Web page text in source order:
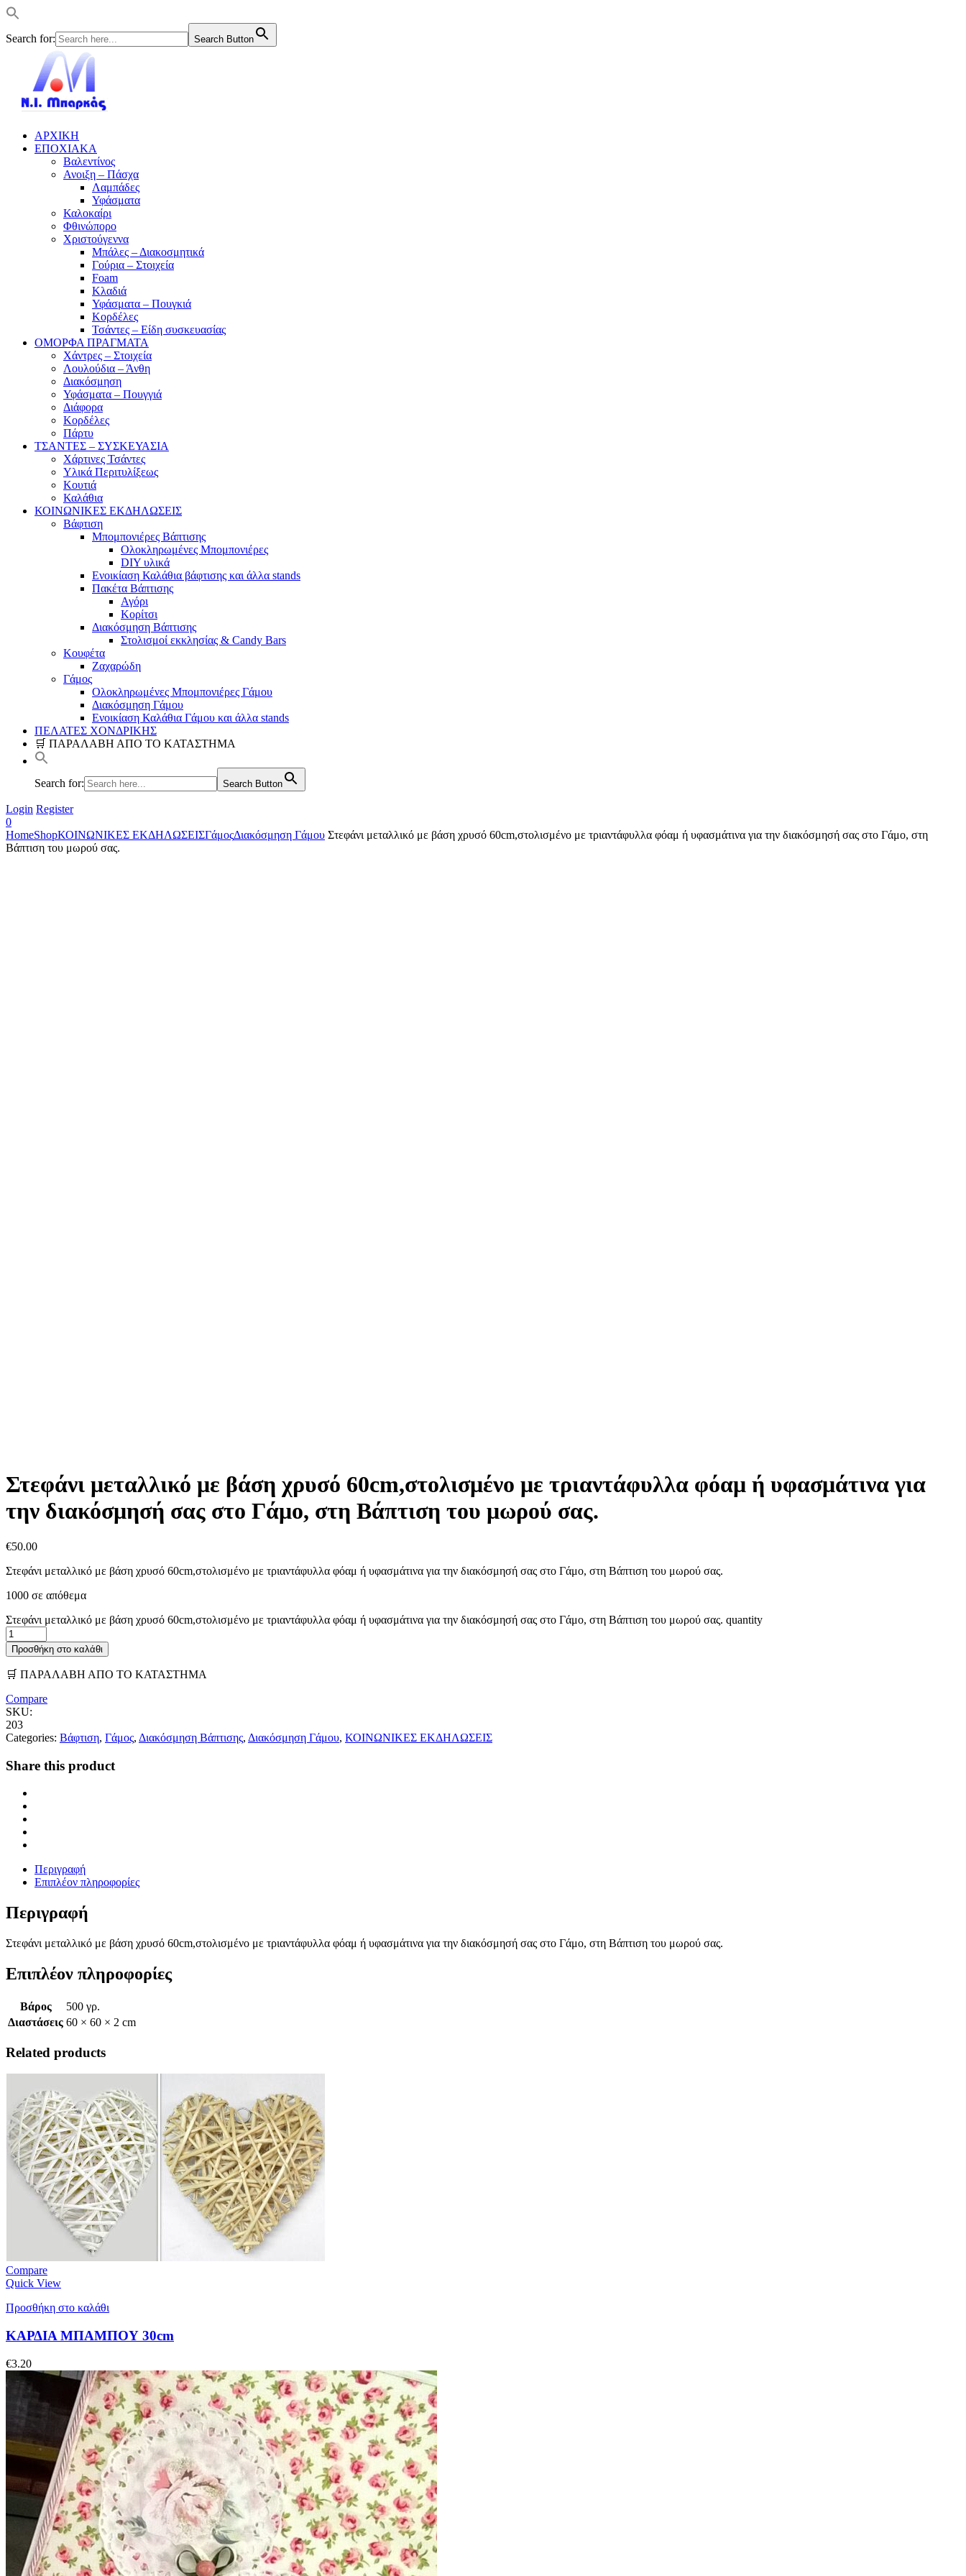
Search for: Search Button
ΑΡΧΙΚΗ
ΕΠΟΧΙΑΚΑ
Βαλεντίνος
Ανοιξη – Πάσχα
Λαμπάδες
Υφάσματα
Καλοκαίρι
Φθινώπορο
Χριστούγεννα
Μπάλες – Διακοσμητικά
Γούρια – Στοιχεία
Foam
Κλαδιά
Υφάσματα – Πουγκιά
Κορδέλες
Τσάντες – Είδη συσκευασίας
ΟΜΟΡΦΑ ΠΡΑΓΜΑΤΑ
Χάντρες – Στοιχεία
Λουλούδια – Άνθη
Διακόσμηση
Υφάσματα – Πουγγιά
Διάφορα
Κορδέλες
Πάρτυ
ΤΣΑΝΤΕΣ – ΣΥΣΚΕΥΑΣΙΑ
Χάρτινες Τσάντες
Υλικά Περιτυλίξεως
Κουτιά
Καλάθια
ΚΟΙΝΩΝΙΚΕΣ ΕΚΔΗΛΩΣΕΙΣ
Βάφτιση
Μπομπονιέρες Βάπτισης
Ολοκληρωμένες Μπομπονιέρες
DIY υλικά
Ενοικίαση Καλάθια βάφτισης και άλλα stands
Πακέτα Βάπτισης
Αγόρι
Κορίτσι
Διακόσμηση Βάπτισης
Στολισμοί εκκλησίας & Candy Bars
Κουφέτα
Ζαχαρώδη
Γάμος
Ολοκληρωμένες Μπομπονιέρες Γάμου
Διακόσμηση Γάμου
Ενοικίαση Καλάθια Γάμου και άλλα stands
ΠΕΛΑΤΕΣ ΧΟΝΔΡΙΚΗΣ
🛒 ΠΑΡΑΛΑΒΗ ΑΠΟ ΤΟ ΚΑΤΑΣΤΗΜΑ
Search for: Search Button
Login Register
0
HomeShopΚΟΙΝΩΝΙΚΕΣ ΕΚΔΗΛΩΣΕΙΣΓάμοςΔιακόσμηση Γάμου Στεφάνι μεταλλικό με βάση χρυσό 60cm,στολισμένο με τριαντάφυλλα φόαμ ή υφασμάτινα για την διακόσμησή σας στο Γάμο, στη
Βάπτιση του μωρού σας.
Στεφάνι μεταλλικό με βάση χρυσό 60cm,στολισμένο με τριαντάφυλλα φόαμ ή υφασμάτινα για
την διακόσμησή σας στο Γάμο, στη Βάπτιση του μωρού σας.
€50.00
Στεφάνι μεταλλικό με βάση χρυσό 60cm,στολισμένο με τριαντάφυλλα φόαμ ή υφασμάτινα για την διακόσμησή σας στο Γάμο, στη Βάπτιση του μωρού σας.
1000 σε απόθεμα
Στεφάνι μεταλλικό με βάση χρυσό 60cm,στολισμένο με τριαντάφυλλα φόαμ ή υφασμάτινα για την διακόσμησή σας στο Γάμο, στη Βάπτιση του μωρού σας. quantity
Προσθήκη στο καλάθι
🛒 ΠΑΡΑΛΑΒΗ ΑΠΟ ΤΟ ΚΑΤΑΣΤΗΜΑ
Compare
SKU:
203
Categories: Βάφτιση, Γάμος, Διακόσμηση Βάπτισης, Διακόσμηση Γάμου, ΚΟΙΝΩΝΙΚΕΣ ΕΚΔΗΛΩΣΕΙΣ
Share this product
Περιγραφή
Επιπλέον πληροφορίες
Περιγραφή
Στεφάνι μεταλλικό με βάση χρυσό 60cm,στολισμένο με τριαντάφυλλα φόαμ ή υφασμάτινα για την διακόσμησή σας στο Γάμο, στη Βάπτιση του μωρού σας.
Επιπλέον πληροφορίες
Βάρος
500 γρ.
Διαστάσεις 60 × 60 × 2 cm
Related products
Compare
Quick View
Προσθήκη στο καλάθι
ΚΑΡΔΙΑ ΜΠΑΜΠΟΥ 30cm
€3.20